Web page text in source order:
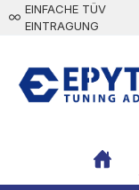
springen
EINFACHE TÜV
EINTRAGUNG